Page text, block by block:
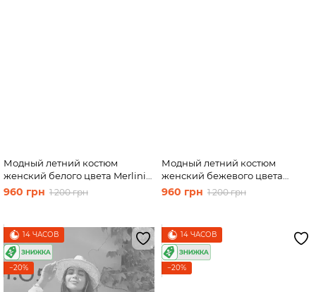
Модный летний костюм
женский белого цвета Merlini
Двойка 100000131, размер 42-
960 грн 1 200 грн
Модный летний костюм
женский бежевого цвета
Merlini Лето 100000134, размер
960 грн 1 200 грн
14 ЧАСОВ
−20%
14 ЧАСОВ
−20%